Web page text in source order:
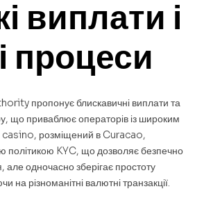
виплати і
процеси
пропонує блискавичні виплати та
що приваблює операторів із широким
casino, розміщений в Curacao,
політикою KYC, що дозволяє безпечно
одночасно зберігає простоту
на різноманітні валютні транзакції.